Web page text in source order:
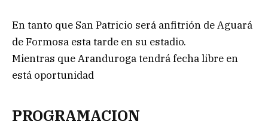
En tanto que San Patricio será anfitrión de Aguará
de Formosa esta tarde en su estadio.
Mientras que Aranduroga tendrá fecha libre en
está oportunidad
PROGRAMACION